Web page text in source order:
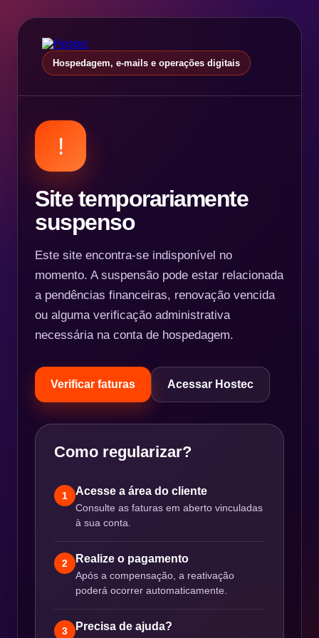
Hospedagem, e-mails e operações digitais
!
Site temporariamente
suspenso
Este site encontra-se indisponível no
momento. A suspensão pode estar relacionada
a pendências financeiras, renovação vencida
ou alguma verificação administrativa
necessária na conta de hospedagem.
Verificar faturas Acessar Hostec
Como regularizar?
1 Acesse a área do cliente
Consulte as faturas em aberto vinculadas
à sua conta.
2 Realize o pagamento
Após a compensação, a reativação
poderá ocorrer automaticamente.
3 Precisa de ajuda?